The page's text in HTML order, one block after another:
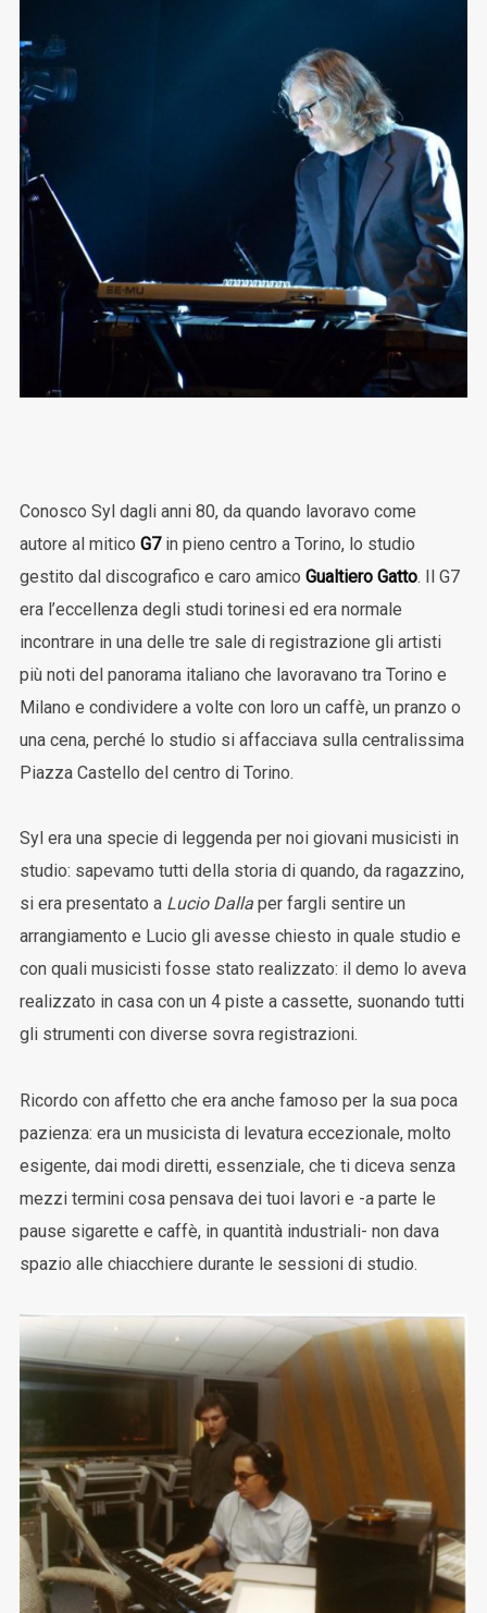
Conosco Syl dagli anni 80, da quando lavoravo come
autore al mitico G7in pieno centro a Torino, lo studio
gestito dal discografico e caro amico Gualtiero Gatto. Il G7
era l’eccellenza degli studi torinesi ed era normale
incontrare in una delle tre sale di registrazione gli artisti
più noti del panorama italiano che lavoravano tra Torino e
Milano e condividere a volte con loro un caffè, un pranzo o
una cena, perché lo studio si affacciava sulla centralissima
Piazza Castello del centro di Torino.
Syl era una specie di leggenda per noi giovani musicisti in
studio: sapevamo tutti della storia di quando, da ragazzino,
si era presentato a Lucio Dallaper fargli sentire un
arrangiamento e Lucio gli avesse chiesto in quale studio e
con quali musicisti fosse stato realizzato: il demo lo aveva
realizzato in casa con un 4 piste a cassette, suonando tutti
gli strumenti con diverse sovra registrazioni.
Ricordo con affetto che era anche famoso per la sua poca
pazienza: era un musicista di levatura eccezionale, molto
esigente, dai modi diretti, essenziale, che ti diceva senza
mezzi termini cosa pensava dei tuoi lavori e -a parte le
pause sigarette e caffè, in quantità industriali- non dava
spazio alle chiacchiere durante le sessioni di studio.